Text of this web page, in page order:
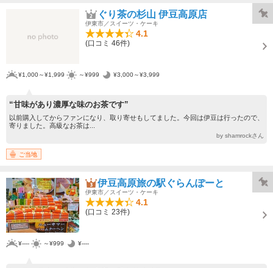
ぐり茶の杉山 伊豆高原店
伊東市／スイーツ・ケーキ
4.1
(口コミ 46件)
¥1,000～¥1,999 ～¥999 ¥3,000～¥3,999
“甘味があり濃厚な味のお茶です”
以前購入してからファンになり、取り寄せもしてました。今回は伊豆は行ったので、
寄りました。高級なお茶は...
by shamrockさん
ご当地
伊豆高原旅の駅ぐらんぽーと
伊東市／スイーツ・ケーキ
4.1
(口コミ 23件)
¥---- ～¥999 ¥----